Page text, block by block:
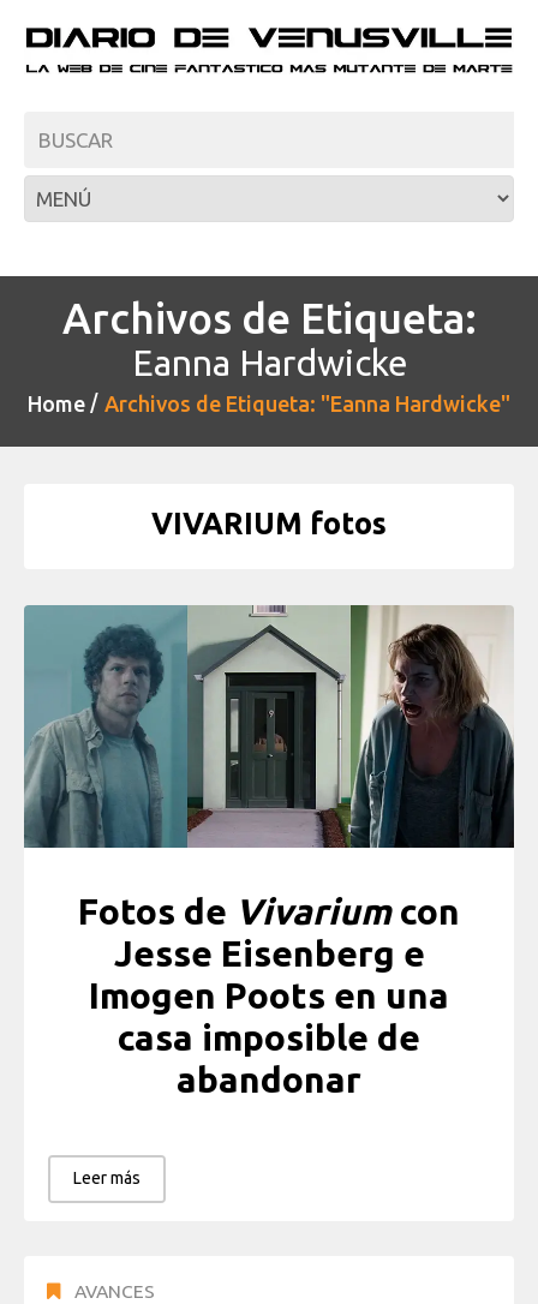
Archivos de Etiqueta:
Eanna Hardwicke
Home Archivos de Etiqueta: "Eanna Hardwicke"
VIVARIUM fotos
Fotos de Vivariumcon
Jesse Eisenberg e
Imogen Poots en una
casa imposible de
abandonar
Leer más
AVANCES